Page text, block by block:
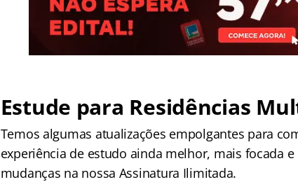
Estude para Residências
Temos algumas atualizações empolgantes para
experiência de estudo ainda melhor, mais focada
mudanças na nossa Assinatura Ilimitada.